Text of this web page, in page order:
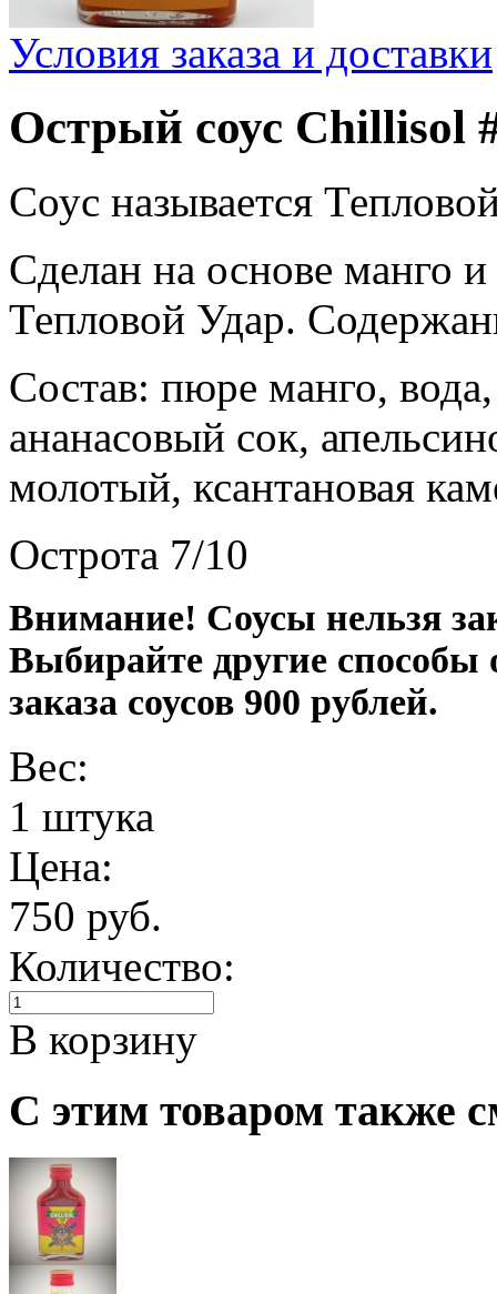
Условия заказа и доставки
Острый соус Chillisol
Соус называется
Сделан на основе манго
Тепловой Удар.
Состав: пюре манго,
ананасовый сок,
молотый, ксантановая
Острота 7/10
Внимание! Соусы нельзя
Выбирайте другие
заказа соусов 900 рублей.
Вес:
1 штука
Цена:
750 руб.
Количество:
В корзину
С этим товаром также